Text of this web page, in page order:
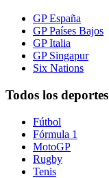
GP España
GP Países Bajos
GP Italia
GP Singapur
Six Nations
Todos los deportes
Fútbol
Fórmula 1
MotoGP
Rugby
Tenis